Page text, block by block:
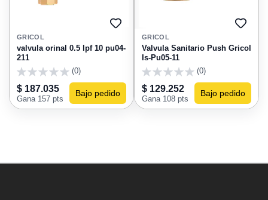
AGREGAR
FAVORITOS
GRICOL
valvula orinal 0.5 lpf 10 pu04-
211
(0)
$ 187.035
Gana 157 pts
Bajo pedido
GRICOL
Valvula Sanitario Push Gricol
Is-Pu05-11
(0)
$ 129.252
Gana 108 pts
Bajo pedido